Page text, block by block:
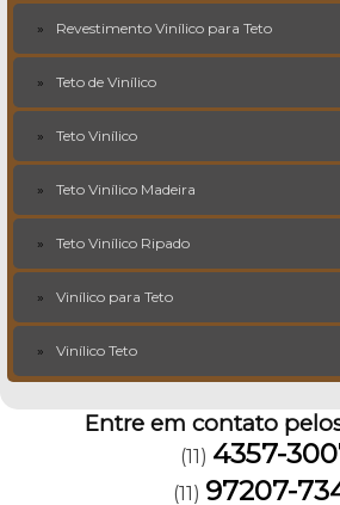
Revestimento Vinílico para Teto
Teto de Vinílico
Teto Vinílico
Teto Vinílico Madeira
Teto Vinílico Ripado
Vinílico para Teto
Vinílico Teto
Entre em contato
(11) 4357-
(11) 97207-